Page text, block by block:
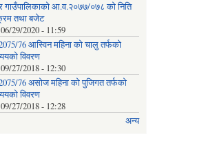
गाउँपालिकाको आ.व.२०७७/०७८ को निति
तथा बजेट
06/29/2020 - 11:59
76 आस्विन महिना को चालु तर्फको
विवरण
09/27/2018 - 12:30
76 असोज महिना को पुजिगत तर्फको
विवरण
09/27/2018 - 12:28
अन्य